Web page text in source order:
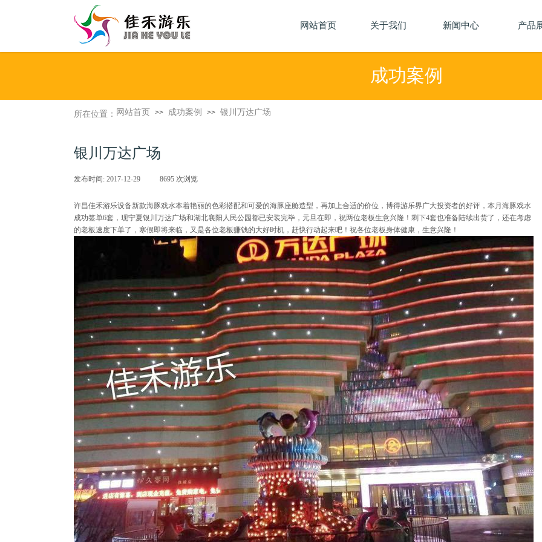
网站首页 关于我们 新闻中心 产品
关于我们 新闻中心
成功案例
网站首页 >> 成功案例 >> 银川万达广场
所在位置：
银川万达广场
发布时间: 2017-12-29 8695 次浏览
许昌佳禾游乐设备新款海豚戏水本着艳丽的色彩搭配和可爱的海豚座舱造型，再加上合适的价位，博得游乐界广大投资者的好评，本月海豚戏水
成功签单6套，现宁夏银川万达广场和湖北襄阳人民公园都已安装完毕，元旦在即，祝两位老板生意兴隆！剩下4套也准备陆续出货了，还在考虑
的老板速度下单了，寒假即将来临，又是各位老板赚钱的大好时机，赶快行动起来吧！祝各位老板身体健康，生意兴隆！